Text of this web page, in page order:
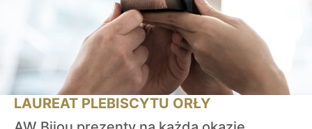
LAUREAT PLEBISCYTU ORŁY